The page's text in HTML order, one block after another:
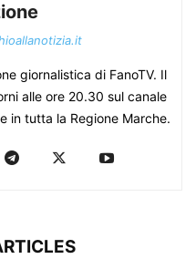
giornalistica di FanoTV. Il
alle ore 20.30 sul canale
in tutta la Regione Marche.